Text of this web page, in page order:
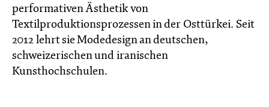
performativen Ästhetik von
Textilproduktionsprozessen in der Osttürkei. Seit
2012 lehrt sie Modedesign an deutschen,
schweizerischen und iranischen
Kunsthochschulen.